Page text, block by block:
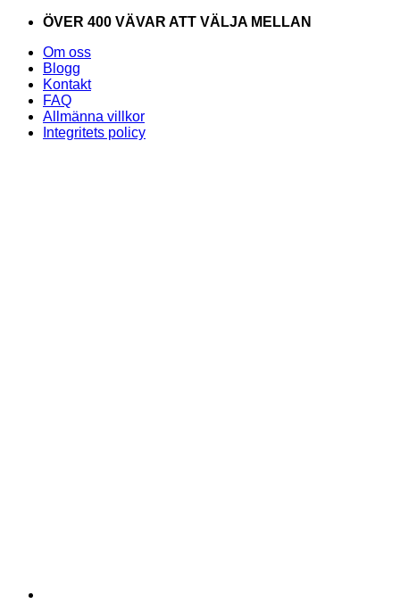
Skip
content
ÖVER 400 VÄVAR ATT VÄLJA MELLAN
Om oss
Blogg
Kontakt
FAQ
Allmänna villkor
Integritets policy